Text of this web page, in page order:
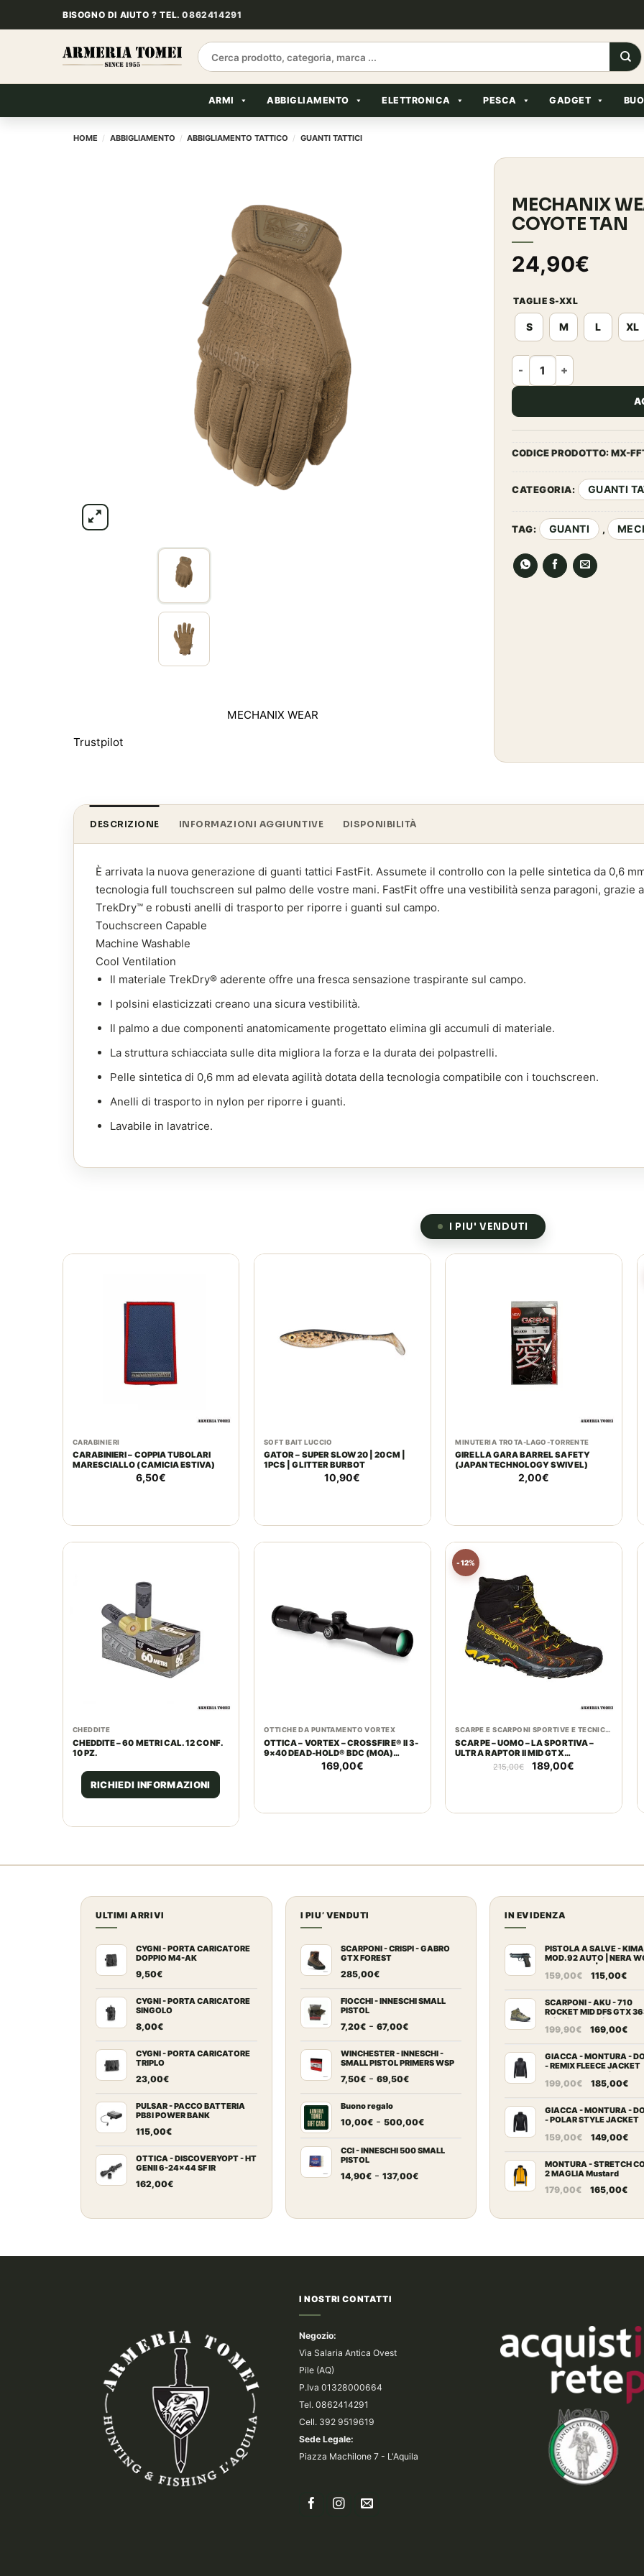
BISOGNO DI AIUTO ? TEL.0862414291
Cerca:
ARMI ABBIGLIAMENTO ELETTRONICA PESCA GADGET
HOME / ABBIGLIAMENTO / ABBIGLIAMENTO TATTICO / GUANTI TATTICI
MECHANIX WEAR
Trustpilot
MECHANIX
COYOTE TAN
24,90€
TAGLIE S-XXL
S M L XL
MECHANIX WEAR -
CODICE PRODOTTO:MX-
CATEGORIA: GUANTI
TAG: GUANTI ,
DESCRIZIONE INFORMAZIONI AGGIUNTIVE DISPONIBILITÀ
È arrivata la nuova generazione di guanti tattici FastFit. Assumete il controllo con la pelle sintetica da 0,6
tecnologia full touchscreen sul palmo delle vostre mani. FastFit offre una vestibilità senza paragoni, grazie
TrekDry™ e robusti anelli di trasporto per riporre i guanti sul campo.
Touchscreen Capable
Machine Washable
Cool Ventilation
Il materiale TrekDry® aderente offre una fresca sensazione traspirante sul campo.
I polsini elasticizzati creano una sicura vestibilità.
Il palmo a due componenti anatomicamente progettato elimina gli accumuli di materiale.
La struttura schiacciata sulle dita migliora la forza e la durata dei polpastrelli.
Pelle sintetica di 0,6 mm ad elevata agilità dotata della tecnologia compatibile con i touchscreen.
Anelli di trasporto in nylon per riporre i guanti.
Lavabile in lavatrice.
I PIU' VENDUTI
CARABINIERI
CARABINIERI – COPPIA TUBOLARI
MARESCIALLO (CAMICIA ESTIVA)
6,50€
SOFT BAIT LUCCIO
GATOR – SUPER SLOW 20 | 20CM |
1PCS | GLITTER BURBOT
10,90€
MINUTERIA TROTA-LAGO-TORRENTE
GIRELLA GARA BARREL SAFETY
(JAPAN TECHNOLOGY SWIVEL)
2,00€
CHEDDITE
CHEDDITE – 60 METRI CAL. 12 CONF.
10 PZ.
RICHIEDI INFORMAZIONI
OTTICHE DA PUNTAMENTO VORTEX
OTTICA – VORTEX – CROSSFIRE® II 3-
9×40 DEAD-HOLD® BDC (MOA)
RETICLE | 1INCH TUBE
169,00€
-12%
SCARPE E SCARPONI SPORTIVE E TECNICHE
SCARPE – UOMO – LA SPORTIVA –
ULTRA RAPTOR II MID GTX
BLACK/YELLOW
215,00€
Il
215,00€.
189,00€
189,00€.
ULTIMI ARRIVI
CYGNI - PORTA CARICATORE
DOPPIO M4-AK
9,50€
CYGNI - PORTA CARICATORE
SINGOLO
8,00€
CYGNI - PORTA CARICATORE
TRIPLO
23,00€
PULSAR - PACCO BATTERIA
PB8I POWER BANK
115,00€
OTTICA - DISCOVERYOPT - HT
GENII 6-24x44 SF IR
162,00€
I PIU’ VENDUTI
SCARPONI - CRISPI - GABRO
GTX FOREST
285,00€
FIOCCHI - INNESCHI SMALL
PISTOL
7,20€ - 67,00€Fascia
prezzo:
da
7,20€
WINCHESTER - INNESCHI -
SMALL PISTOL PRIMERS WSP
7,50€ - 69,50€Fascia
da
a
Buono regalo
10,00€ - 500,00€Fascia
prezzo:
CCI - INNESCHI 500 SMALL
PISTOL
14,90€ - 137,00€Fascia
da
137,00€
IN EVIDENZA
PISTOLA A SALVE -
MOD. 92 AUTO | NERA
cal. 9 mm PA | "IN GOD
TRUST" SPECIAL EDITION
159,00€
Il
originale
era:
159,00€.
115,00€Il
è:
SCARPONI - AKU - 710
ROCKET MID DFS GTX
Olive/Anthracite
199,90€
Il
originale
era:
199,90€.
169,00€Il
è:
GIACCA - MONTURA -
- REMIX FLEECE JACKET
WOMAN Antracite
199,00€
Il
originale
era:
199,00€.
185,00€Il
è:
GIACCA - MONTURA -
- POLAR STYLE JACKET
159,00€
Il
originale
era:
159,00€.
149,00€Il
MONTURA - STRETCH
2 MAGLIA Mustard
179,00€
Il
originale
165,00€Il
I NOSTRI CONTATTI
Negozio:
Via Salaria Antica Ovest
Pile (AQ)
P.Iva 01328000664
Tel. 0862414291
Cell. 392 9519619
Sede Legale:
Piazza Machilone 7 - L'Aquila